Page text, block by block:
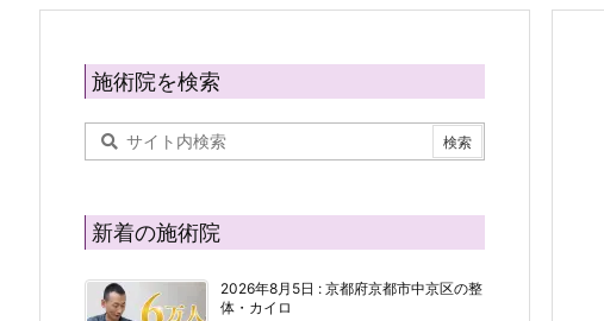
施術院を検索
新着の施術院
2026年8月5日 : 京都府京都市中京区の整
体・カイロ